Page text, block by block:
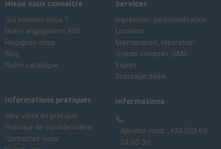
Mieux nous connaître
Qui sommes-nous ?
Notre engagement RSE
Rejoignez-nous
Blog
Notre catalogue
Services
Impression, personnalisation
Location
Maintenance, réparation
Grands comptes, GMS
Export
Stockage dédié
Informations pratiques
1iere visite en pratique
Politique de confidentialité
Contactez-nous
Informations
Appelez-nous : +33 (0)3 66
24 00 30